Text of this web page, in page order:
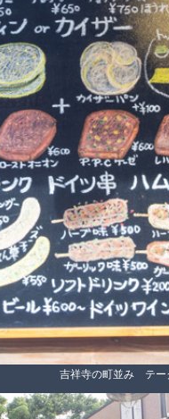
吉祥寺の町並み テー